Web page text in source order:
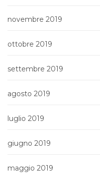
novembre 2019
ottobre 2019
settembre 2019
agosto 2019
luglio 2019
giugno 2019
maggio 2019